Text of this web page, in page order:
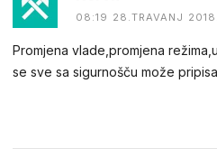
08:19 28.TRAVANJ 2018.
Promjena vlade,promjena
se sve sa sigurnošču može